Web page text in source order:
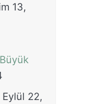
13,
Eylül 22,